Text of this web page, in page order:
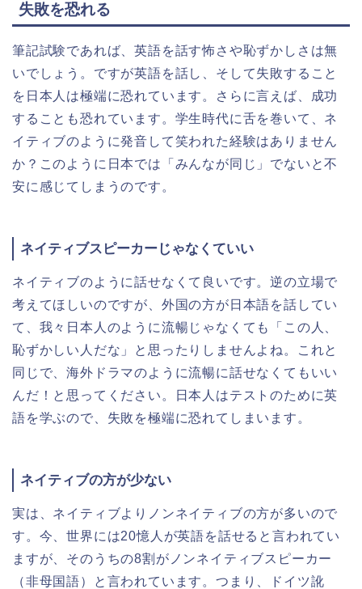
失敗を恐れる
筆記試験であれば、英語を話す怖さや恥ずかしさは無
いでしょう。ですが英語を話し、そして失敗すること
を日本人は極端に恐れています。さらに言えば、成功
することも恐れています。学生時代に舌を巻いて、ネ
イティブのように発音して笑われた経験はありません
か？このように日本では「みんなが同じ」でないと不
安に感じてしまうのです。
ネイティブスピーカーじゃなくていい
ネイティブのように話せなくて良いです。逆の立場で
考えてほしいのですが、外国の方が日本語を話してい
て、我々日本人のように流暢じゃなくても「この人、
恥ずかしい人だな」と思ったりしませんよね。これと
同じで、海外ドラマのように流暢に話せなくてもいい
んだ！と思ってください。日本人はテストのために英
語を学ぶので、失敗を極端に恐れてしまいます。
ネイティブの方が少ない
実は、ネイティブよりノンネイティブの方が多いので
す。今、世界には20憶人が英語を話せると言われてい
ますが、そのうちの8割がノンネイティブスピーカー
（非母国語）と言われています。つまり、ドイツ訛